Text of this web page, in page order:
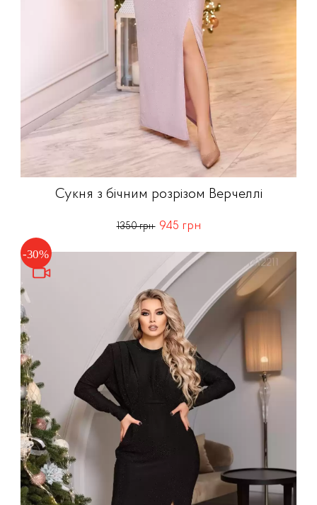
Сукня з бічним розрізом Верчеллі
1350 грн 945 грн